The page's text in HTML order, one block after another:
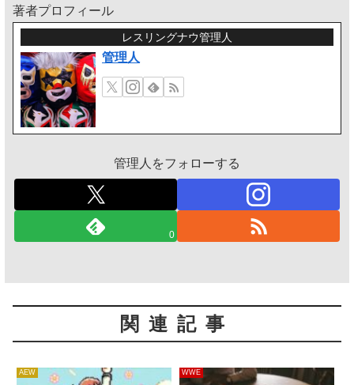
著者プロフィール
レスリングナウ管理人
管理人
管理人をフォローする
0
関連記事
AEW WWE